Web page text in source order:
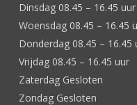
Dinsdag 08.45 – 16.45 uur
Woensdag 08.45 – 16.45
Donderdag 08.45 – 16.45
Vrijdag 08.45 – 16.45 uur
Zaterdag Gesloten
Zondag Gesloten